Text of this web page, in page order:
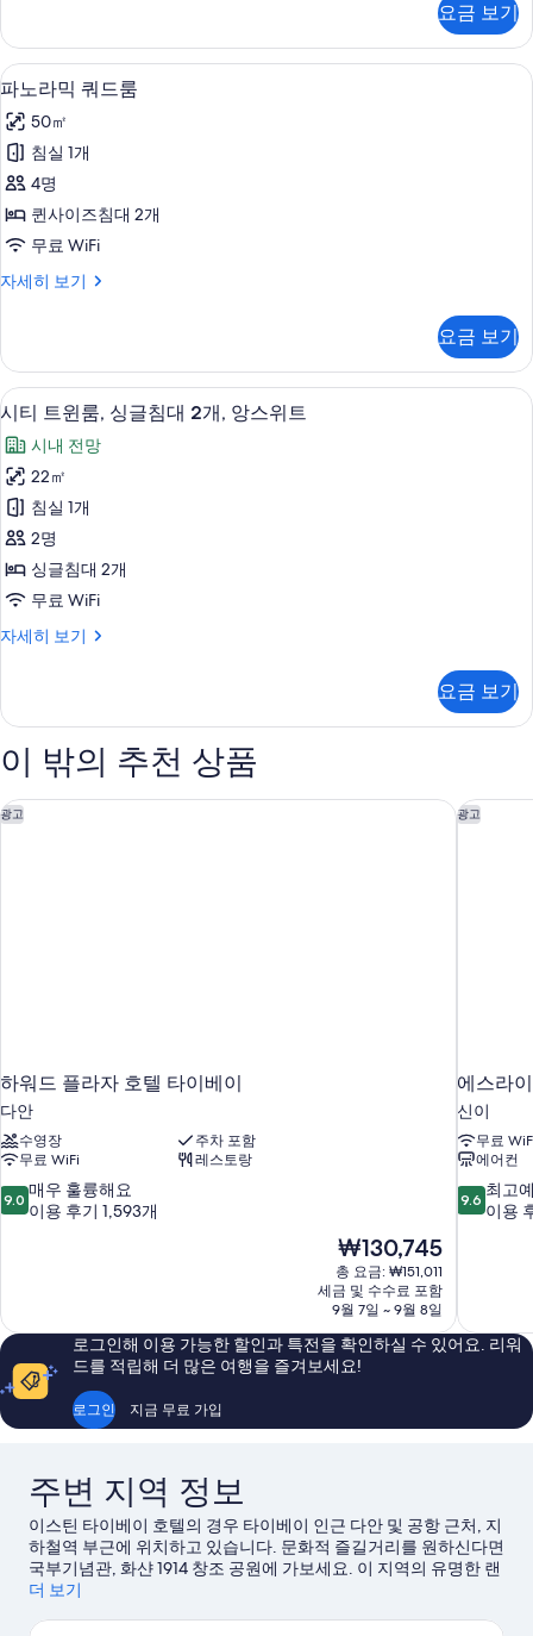
기
기
개,
온
수
욕
조,
타
워
사
진
보
기
위
트,
침
실
2
개,
온
수
욕
조,
타
워
보
기
요금 보기
파
노
라
믹
쿼
드
사
모
두
보
기
파노라믹 쿼드룸 | 고급 침구, 오리/거
7
파노라믹 쿼드룸
50㎡
침실 1개
4명
퀸사이즈침대 2개
무료 WiFi
자세히 보기
파
쿼
드
룸
자
세
히
보
기
요금 보기
시
티
트
윈
룸,
싱
글
대
개,
스
위
트
시티 트윈룸, 싱글침대 2개, 앙스위트
6
시티 트윈룸, 싱글침대 2개, 앙스위트
시내 전망
22㎡
침실 1개
2명
싱글침대 2개
무료 WiFi
자세히 보기
시
룸,
글
대
2
요금 보기
이 밖의 추천 상품
광고
하워드 플라자 호텔 타이베이
다안
수영장
주차 포함
무료 WiFi
레스토랑
10
점
점,
매
훌
륭
해
1,593
9.0 매우 훌륭해요
이용 후기 1,593개
현
재
요
금
₩130,745
₩130,745
총 요금: ₩151,011
세금 및 수수료 포함
9월 7일 ~ 9월 8일
하워드 플라자 호텔 타이베이 광고
에스라
신이
무료
에어컨
10
점
점,
최
고
이
개
9.6 최고
이용
에스라
로그인해 이용 가능한 할인과 특전을 확인하실 수 있어요. 리워
드를 적립해 더 많은 여행을 즐겨보세요!
로그인 지금 무료 가입
주변 지역 정보
이스틴 타이베이 호텔의 경우 타이베이 인근 다안 및 공항 근처, 지
하철역 부근에 위치하고 있습니다. 문화적 즐길거리를 원하신다면
국부기념관, 화샨 1914 창조 공원에 가보세요. 이 지역의 유명한 랜
드마크인 타이베이 101, 국립 대만 민주기념관도 방문해 볼 만합니
더 보기